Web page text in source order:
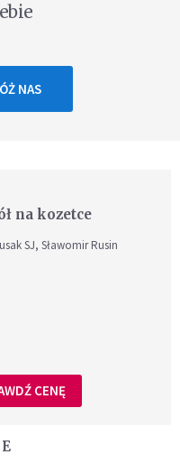
NAS
na kozetce
SJ, Sławomir Rusin
CENĘ